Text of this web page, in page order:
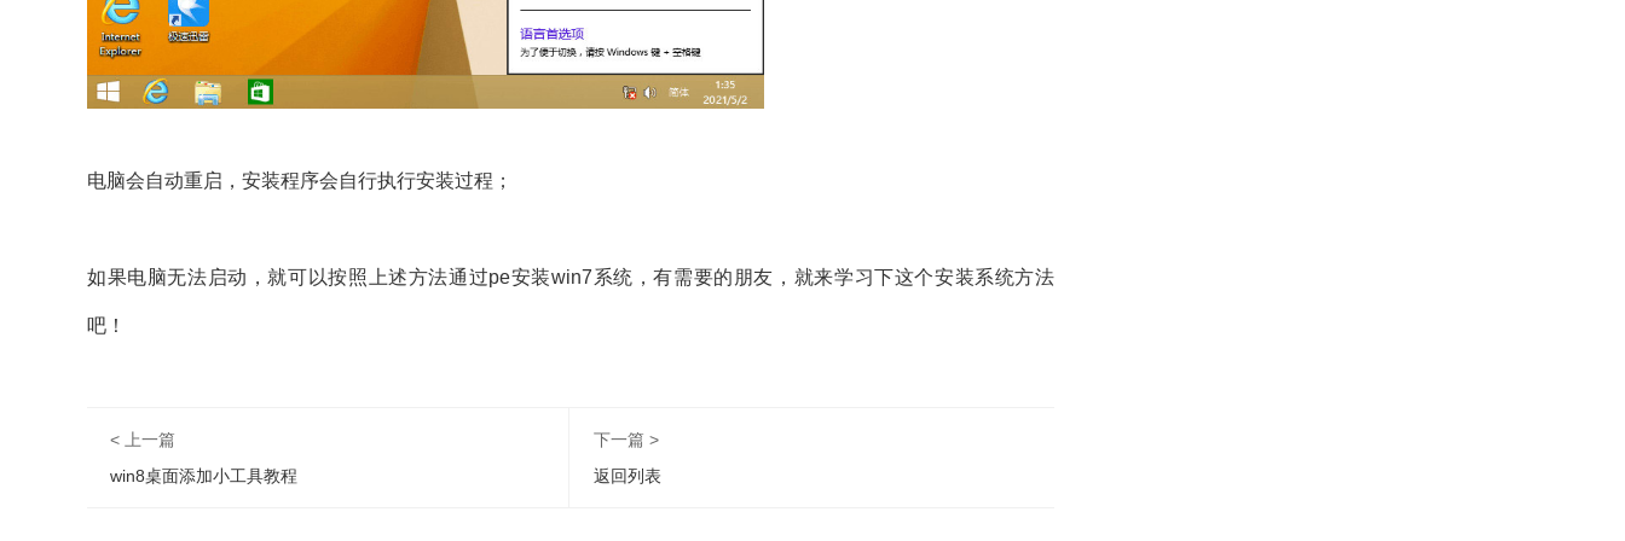
电脑会自动重启，安装程序会自行执行安装过程；
如果电脑无法启动，就可以按照上述方法通过pe安装win7系统，有需要的朋友，就来学习下这个安装系统方法
吧！
< 上一篇
win8桌面添加小工具教程
下一篇 >
返回列表